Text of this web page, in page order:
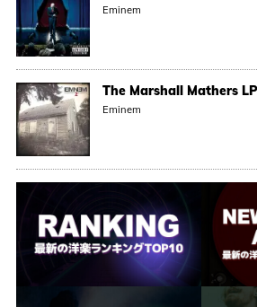
Eminem
The Marshall Mathers
Eminem